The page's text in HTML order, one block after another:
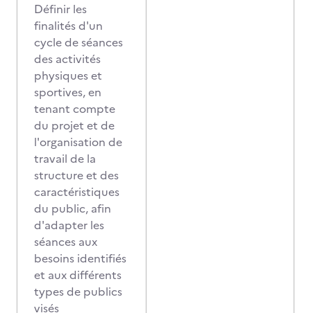
Définir les
finalités d'un
cycle de séances
des activités
physiques et
sportives, en
tenant compte
du projet et de
l'organisation de
travail de la
structure et des
caractéristiques
du public, afin
d'adapter les
séances aux
besoins identifiés
et aux différents
types de publics
visés